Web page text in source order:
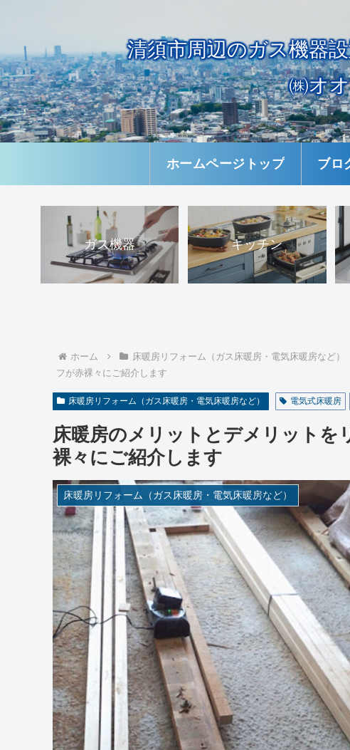
清須市周辺のガス機器
㈱オ
ホームページトップ ブロ
ガス機器 キッチン
ホーム 床暖房リフォーム（ガス床暖房・電気床暖房など）
フが赤裸々にご紹介します
床暖房リフォーム（ガス床暖房・電気床暖房など） 電気式床暖房
床暖房のメリットとデメリットを
裸々にご紹介します
床暖房リフォーム（ガス床暖房・電気床暖房など）